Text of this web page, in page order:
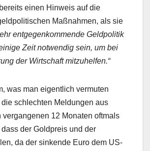
einen Hinweis auf die
Maßnahmen, als sie
entgegenkommende Geldpolitik
Zeit notwendig sein, um bei
der Wirtschaft mitzuhelfen.“
was man eigentlich vermuten
schlechten Meldungen aus
vergangenen 12 Monaten oftmals
der Goldpreis und der
da der sinkende Euro dem US-